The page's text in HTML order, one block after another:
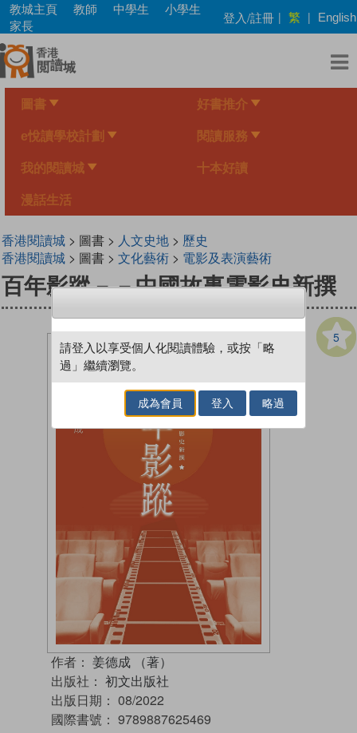
Skip
main
content
教城主頁 教師 中學生
小學生
家長
登入/註冊 | 繁 | English
圖書 好書推介
e悅讀學校計劃 閱讀服務
我的閱讀城 十本好讀
漫話生活
香港閱讀城> 圖書 > 人文史地> 歷史
香港閱讀城> 圖書 > 文化藝術> 電影及表演藝術
百年影蹤－－中國故事電影史新撰
5
作者： 姜德成 （著）
出版社： 初文出版社
出版日期： 08/2022
國際書號： 9789887625469
請登入以享受個人化閱讀體驗，或按「略
過」繼續瀏覽。
成為會員 登入 略過